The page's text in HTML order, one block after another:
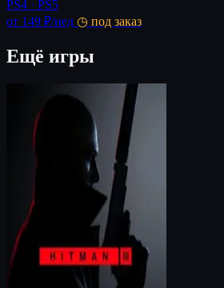
PS4 · PS5
от 149 ₽/нед ◷ под заказ
Ещё игры